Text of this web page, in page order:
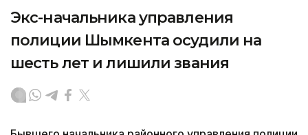
Экс-начальника управления
полиции Шымкента осудили на
шесть лет и лишили звания